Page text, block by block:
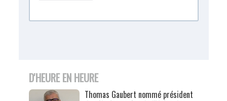
D'HEURE EN HEURE
Thomas Gaubert nommé président